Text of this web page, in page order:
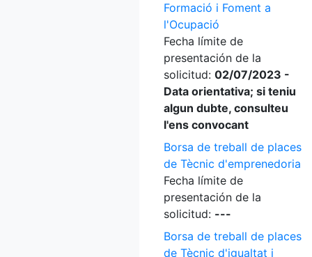
Formació i Foment a
l'Ocupació
Fecha límite de
presentación de la
solicitud: 02/07/2023 -
Data orientativa; si teniu
algun dubte, consulteu
l'ens convocant
Borsa de treball de places
de Tècnic d'emprenedoria
Fecha límite de
presentación de la
solicitud: ---
Borsa de treball de places
de Tècnic d'igualtat i